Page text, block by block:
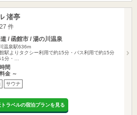
渚亭
件
/ 函館市 / 湯の川温泉
温泉駅636m
駅よりタクシー利用で約15分・バス利用で約15分
1分・…
間
金 ～
サウナ
トラベルの宿泊プランを見る